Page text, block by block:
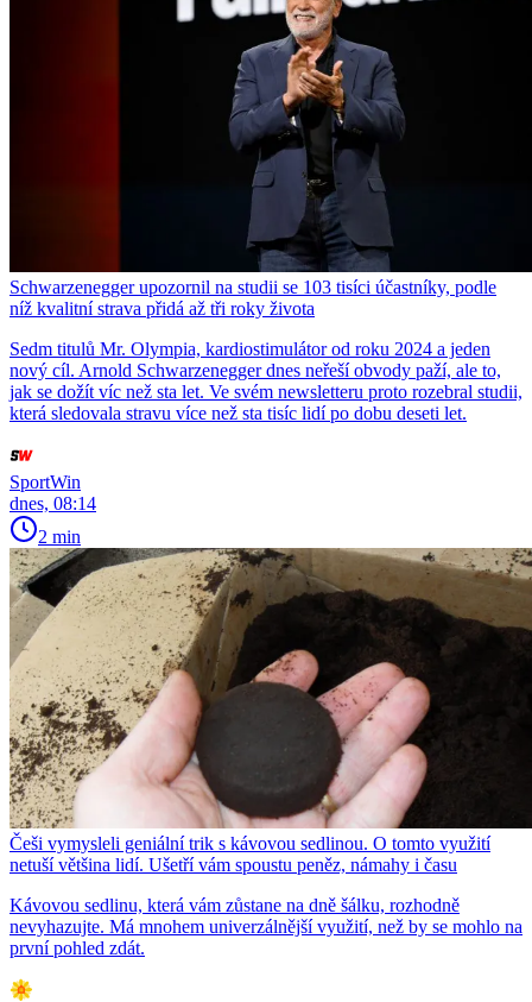
Schwarzenegger upozornil na studii se 103 tisíci účastníky, podle
níž kvalitní strava přidá až tři roky života
Sedm titulů Mr. Olympia, kardiostimulátor od roku 2024 a jeden
nový cíl. Arnold Schwarzenegger dnes neřeší obvody paží, ale to,
jak se dožít víc než sta let. Ve svém newsletteru proto rozebral studii,
která sledovala stravu více než sta tisíc lidí po dobu deseti let.
SportWin
dnes, 08:14
2 min
Češi vymysleli geniální trik s kávovou sedlinou. O tomto využití
netuší většina lidí. Ušetří vám spoustu peněz, námahy i času
Kávovou sedlinu, která vám zůstane na dně šálku, rozhodně
nevyhazujte. Má mnohem univerzálnější využití, než by se mohlo na
první pohled zdát.